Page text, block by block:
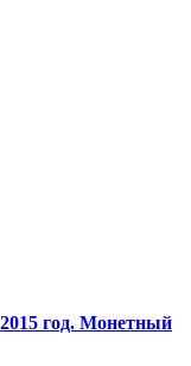
год. Монетный